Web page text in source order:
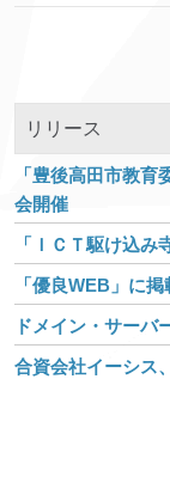
リリース
「豊後高田市教
会開催
「ＩＣＴ駆け込
「優良WEB」に
ドメイン・サーバ
合資会社イーシス